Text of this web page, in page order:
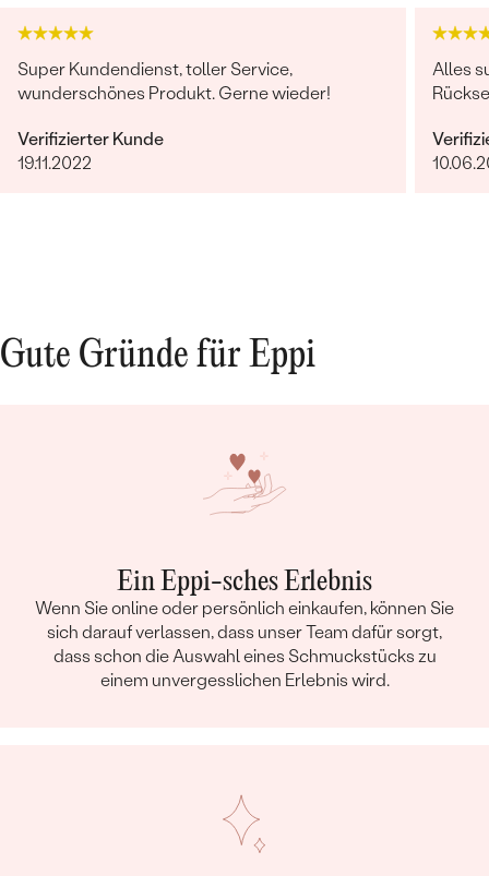
Super Kundendienst, toller Service,
wunderschönes Produkt. Gerne wieder!
Verifizierter Kunde
19.11.2022
Alles
Gute Gründe für Eppi
Ein Eppi-sches Erlebnis
Wenn Sie online oder persönlich einkaufen, können Sie
sich darauf verlassen, dass unser Team dafür sorgt,
dass schon die Auswahl eines Schmuckstücks zu
einem unvergesslichen Erlebnis wird.